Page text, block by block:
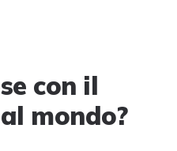
con il
mondo?